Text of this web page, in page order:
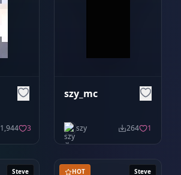
1,944 3
szy_mc
szy 264 1
Steve Steve
HOT